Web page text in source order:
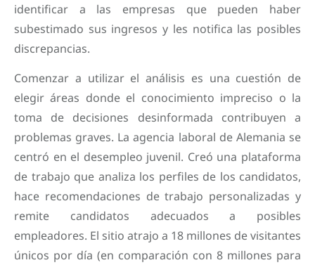
identificar a las empresas que pueden haber
subestimado sus ingresos y les notifica las posibles
discrepancias.
Comenzar a utilizar el análisis es una cuestión de
elegir áreas donde el conocimiento impreciso o la
toma de decisiones desinformada contribuyen a
problemas graves. La agencia laboral de Alemania se
centró en el desempleo juvenil. Creó una plataforma
de trabajo que analiza los perfiles de los candidatos,
hace recomendaciones de trabajo personalizadas y
remite candidatos adecuados a posibles
empleadores. El sitio atrajo a 18 millones de visitantes
únicos por día (en comparación con 8 millones para